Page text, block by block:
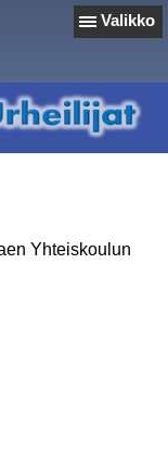
Valikko
Yhteiskoulun